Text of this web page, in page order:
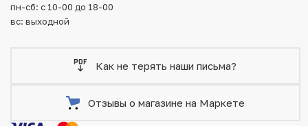
пн-сб: с 10-00 до 18-00
вс: выходной
Как не терять наши письма?
Отзывы о магазине на Маркете